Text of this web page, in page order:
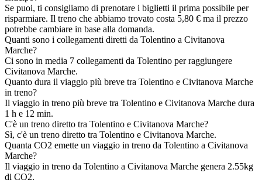
Se puoi, ti consigliamo di prenotare i biglietti il prima possibile per
risparmiare. Il treno che abbiamo trovato costa 5,80 € ma il prezzo
potrebbe cambiare in base alla domanda.
Quanti sono i collegamenti diretti da Tolentino a Civitanova
Marche?
Ci sono in media 7 collegamenti da Tolentino per raggiungere
Civitanova Marche.
Quanto dura il viaggio più breve tra Tolentino e Civitanova Marche
in treno?
Il viaggio in treno più breve tra Tolentino e Civitanova Marche dura
1 h e 12 min.
C'è un treno diretto tra Tolentino e Civitanova Marche?
Sì, c'è un treno diretto tra Tolentino e Civitanova Marche.
Quanta CO2 emette un viaggio in treno da Tolentino a Civitanova
Marche?
Il viaggio in treno da Tolentino a Civitanova Marche genera 2.55kg
di CO2.